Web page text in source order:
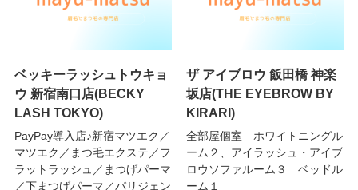
ベッキーラッシュトウキョ
ウ 新宿南口店(BECKY
LASH TOKYO)
PayPay導入店♪新宿マツエク／
マツエク／まつ毛エクステ／フ
ラットラッシュ／まつげパーマ
／下まつげパーマ／パリジェン
ザ アイブロウ 飯田橋 神楽
坂店(THE EYEBROW BY
KIRARI)
全部屋個室 ホワイトニングル
ーム２、アイラッシュ・アイブ
ロウソファルーム３ ベッドル
ーム１